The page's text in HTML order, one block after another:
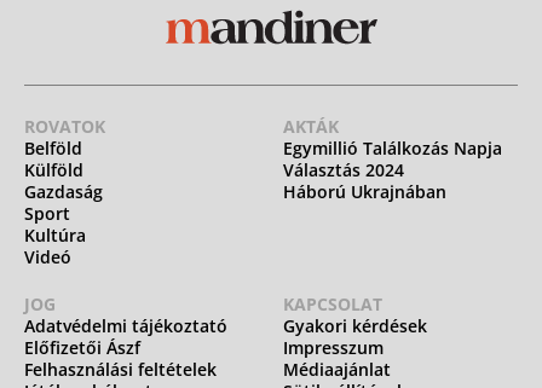
ROVATOK
Belföld
Külföld
Gazdaság
Sport
Kultúra
Videó
AKTÁK
Egymillió Találkozás Napja
Választás 2024
Háború Ukrajnában
JOG
Adatvédelmi tájékoztató
Előfizetői Ászf
Felhasználási feltételek
KAPCSOLAT
Gyakori kérdések
Impresszum
Médiaajánlat